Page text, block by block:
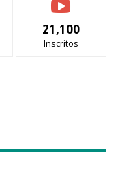
21,100
Inscritos